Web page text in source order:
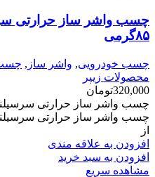
چسب واشر ساز حرارتی
۸۵گرمی
چسب خودرویی, واشر ساز ,
محصولات زیپر
320,000تومان
از
افزودن به علاقه مندی
افزودن به سبد خرید
مشاهده سریع